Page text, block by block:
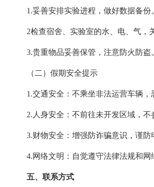
1.妥善安排实验进程，做好数据备份
2检查宿舍、实验室的水、电、气，
3.贵重物品妥善保管，注意防火防盗
（二）假期安全提示
1.交通安全：不乘坐非法运营车辆，
2. 人身安全：不前往未开发区域，不
3.财物安全：增强防诈骗意识，谨防
4.网络文明：自觉遵守法律法规和网
五、联系方式